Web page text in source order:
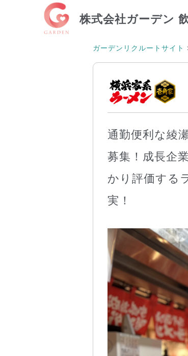
株式会社ガーデン
ガーデンリクルートサイト
通勤便利な綾
募集！成長企
かり評価する
実！